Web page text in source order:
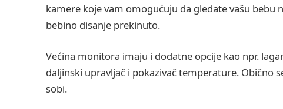
kamere koje vam omogućuju da gledate vašu bebu
bebino disanje prekinuto.
Većina monitora imaju i dodatne opcije kao npr.
daljinski upravljač i pokazivač temperature. Obično
sobi.